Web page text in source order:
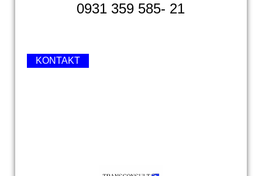
0931 359 585- 21
KONTAKT